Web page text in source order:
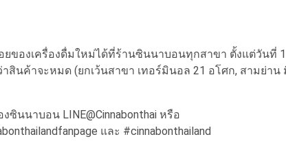
องเครื่องดื่มใหม่ได้ที่ร้านซินนาบอนทุกสาขา ตั้งแต่วันที่
สินค้าจะหมด (ยกเว้นสาขา เทอร์มินอล 21 อโศก, สามย่าน
นนาบอน LINE@Cinnabonthai หรือ
และ #cinnabonthailand